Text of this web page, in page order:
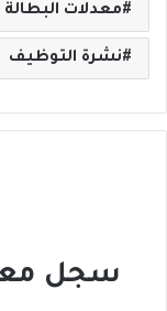
معدلات البطالة
نشرة التوظيف
سجل